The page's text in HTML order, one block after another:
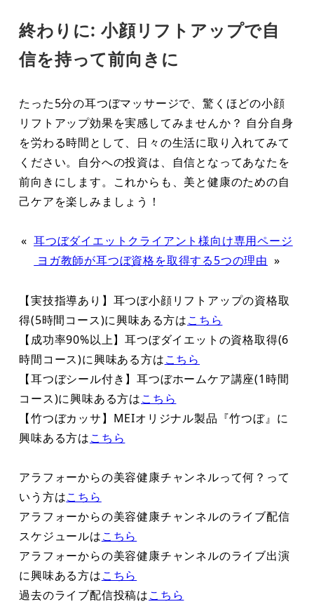
終わりに: 小顔リフトアップで自
信を持って前向きに
たった5分の耳つぼマッサージで、驚くほどの小顔
リフトアップ効果を実感してみませんか？ 自分自身
を労わる時間として、日々の生活に取り入れてみて
ください。自分への投資は、自信となってあなたを
前向きにします。これからも、美と健康のための自
己ケアを楽しみましょう！
« 耳つぼダイエットクライアント様向け専用ページ
ヨガ教師が耳つぼ資格を取得する5つの理由 »
【実技指導あり】耳つぼ小顔リフトアップの資格取
得(5時間コース)に興味ある方はこちら
【成功率90%以上】耳つぼダイエットの資格取得(6
時間コース)に興味ある方はこちら
【耳つぼシール付き】耳つぼホームケア講座(1時間
コース)に興味ある方はこちら
【竹つぼカッサ】MEIオリジナル製品『竹つぼ』に
興味ある方はこちら
アラフォーからの美容健康チャンネルって何？って
いう方はこちら
アラフォーからの美容健康チャンネルのライブ配信
スケジュールはこちら
アラフォーからの美容健康チャンネルのライブ出演
に興味ある方はこちら
過去のライブ配信投稿はこちら